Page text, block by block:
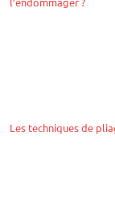
Les techniques de